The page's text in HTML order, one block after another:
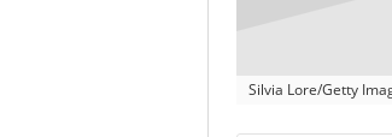
Silvia Lore/Getty